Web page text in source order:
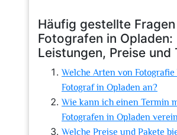
Häufig gestellte
Fotografen in Opladen:
Leistungen, Preise und
Welche Arten von
Fotograf in Opladen an?
Wie kann ich einen Termin
Fotografen in Opladen
Welche Preise und Pakete